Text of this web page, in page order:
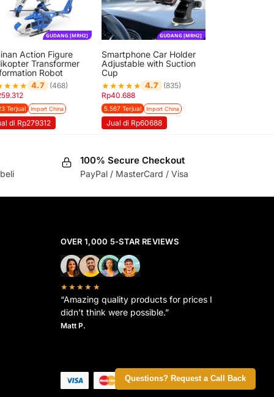
Questions? Request a Call Back
GUDANG [MRH2]
Action Figure
Transformer
Robot
★★★ 4.7 (468)
Terjual Import China
di Rp279312
GUDANG [MRH2]
Smartphone Car Holder
Adjustable with Suction
Cup
★★★★★ 4.7
(835)
Rp40.688
5.567 Terjual Import China
Jual di Rp60688
100% Secure Checkout
PayPal / MasterCard / Visa
OVER 1,000 5-STAR REVIEWS
★★★★★
“Amazing quality products for prices I
didn’t think were possible.”
Matt P.